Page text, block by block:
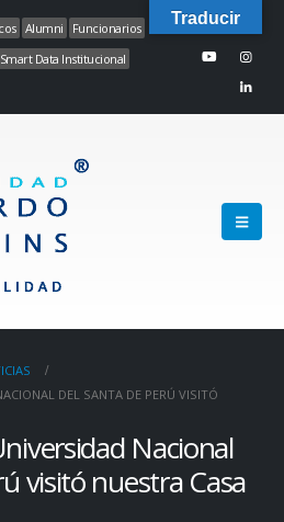
Alumni
Funcionarios
Smart Data Institucional
DEL SANTA DE PERÚ VISITÓ
Nacional
visitó nuestra Casa
Traducir